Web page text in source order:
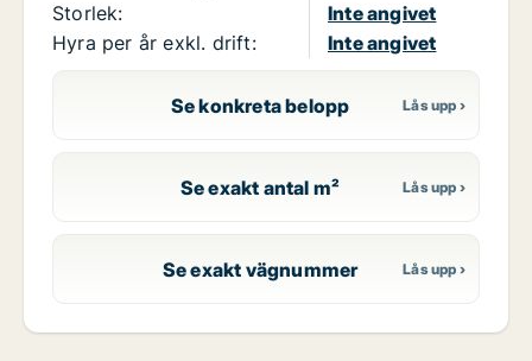
Storlek:
Inte angivet
Hyra per år exkl. drift:
Inte angivet
Se konkreta belopp
Se exakt antal m²
Se exakt vägnummer